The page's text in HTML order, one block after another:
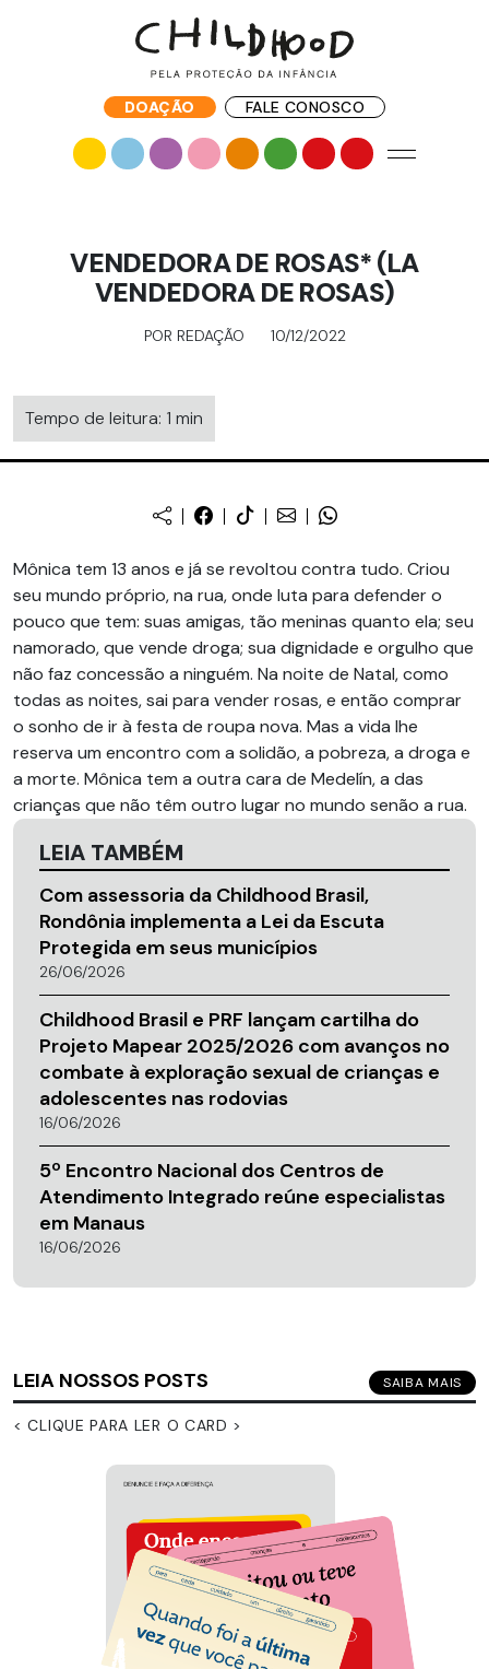
DOAÇÃO FALE CONOSCO
VENDEDORA DE ROSAS* (LA
VENDEDORA DE ROSAS)
POR REDAÇÃO 10/12/2022
Tempo de leitura: 1 min
Mônica tem 13 anos e já se revoltou contra tudo. Criou
seu mundo próprio, na rua, onde luta para defender o
pouco que tem: suas amigas, tão meninas quanto ela; seu
namorado, que vende droga; sua dignidade e orgulho que
não faz concessão a ninguém. Na noite de Natal, como
todas as noites, sai para vender rosas, e então comprar
o sonho de ir à festa de roupa nova. Mas a vida lhe
reserva um encontro com a solidão, a pobreza, a droga e
a morte. Mônica tem a outra cara de Medelín, a das
crianças que não têm outro lugar no mundo senão a rua.
LEIA TAMBÉM
Com assessoria da Childhood Brasil,
Rondônia implementa a Lei da Escuta
Protegida em seus municípios
26/06/2026
Childhood Brasil e PRF lançam cartilha do
Projeto Mapear 2025/2026 com avanços no
combate à exploração sexual de crianças e
adolescentes nas rodovias
16/06/2026
5º Encontro Nacional dos Centros de
Atendimento Integrado reúne especialistas
em Manaus
16/06/2026
LEIA NOSSOS POSTS SAIBA MAIS
< CLIQUE PARA LER O CARD >